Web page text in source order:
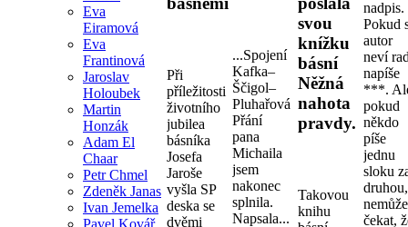
Eva
Eiramová
Eva
Frantinová
Jaroslav
Holoubek
Martin
Honzák
Adam El
Chaar
Petr Chmel
Zdeněk Janas
Ivan Jemelka
Pavel Kovář
Při
příležitosti
životního
jubilea
básníka
Josefa
Jaroše
vyšla SP
deska se
dvěmi
...Spojení
Kafka–
Ščigol–
Pluhařová
Přání
pana
Michaila
jsem
nakonec
splnila.
Napsala...
svou
knížku
básní
Něžná
nahota
pravdy.
Takovou
knihu
nadpis.
Pokud
autor
neví
napíše
***.
pokud
někdo
píše
jednu
sloku
druhou,
nemůže
čekat,